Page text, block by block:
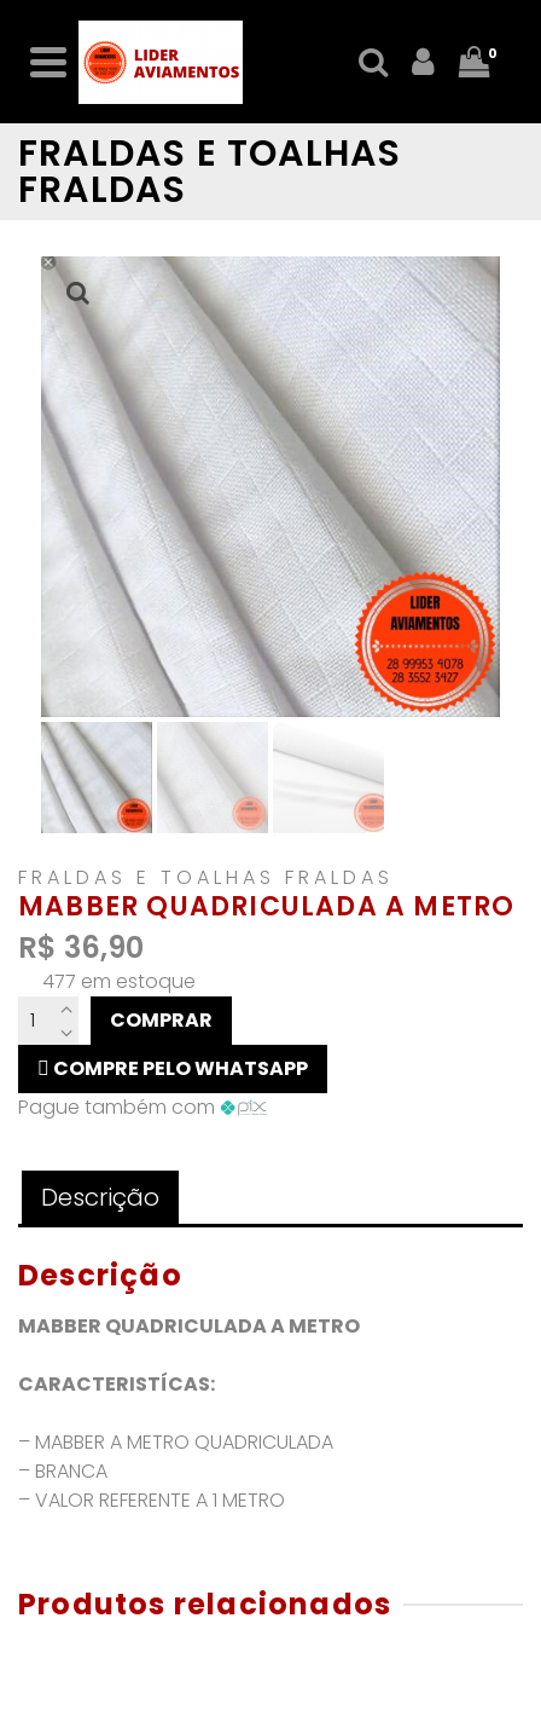
0
FRALDAS E TOALHAS
FRALDAS
FRALDAS E TOALHAS FRALDAS
MABBER QUADRICULADA A METRO
R$ 36,90
477 em estoque
MABBER
QUADRICULADA
METRO
quantidade
COMPRAR
COMPRE PELO WHATSAPP
Pague também com
Descrição
Descrição
MABBER QUADRICULADA A METRO
CARACTERISTÍCAS:
– MABBER A METRO QUADRICULADA
– BRANCA
– VALOR REFERENTE A 1 METRO
Produtos relacionados